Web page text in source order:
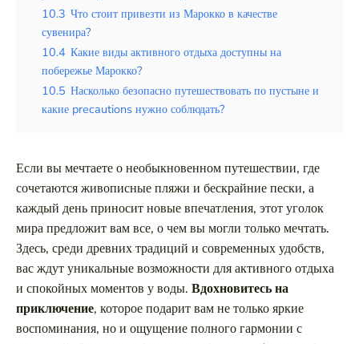
Море
туристов
10.3 Что стоит привезти из Марокко в качестве
сувенира?
10.4 Какие виды активного отдыха доступны на
побережье Марокко?
10.5 Насколько безопасно путешествовать по пустыне и
какие precautions нужно соблюдать?
Если вы мечтаете о необыкновенном путешествии, где
сочетаются живописные пляжи и бескрайние пески, а
каждый день приносит новые впечатления, этот уголок
мира предложит вам все, о чем вы могли только мечтать.
Здесь, среди древних традиций и современных удобств,
вас ждут уникальные возможности для активного отдыха
и спокойных моментов у воды. Вдохновитесь на
приключение, которое подарит вам не только яркие
воспоминания, но и ощущение полного гармонии с